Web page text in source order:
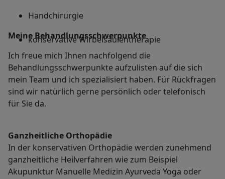
Handchirurgie
konservative Wirbelsäulentherapie
Meine Behandlungs­schwerpunkte
Ich freue mich Ihnen nachfolgend die
Behandlungsschwerpunkte aufzulisten auf die sich
mein Team und ich spezialisiert haben. Für Rückfragen
sind wir natürlich gerne persönlich oder telefonisch
für Sie da.
Ganzheitliche Orthopädie
In der konservativen Orthopädie werden zunehmend
ganzheitliche Heilverfahren wie zum Beispiel
Akupunktur Manuelle Medizin Ayurveda Yoga oder